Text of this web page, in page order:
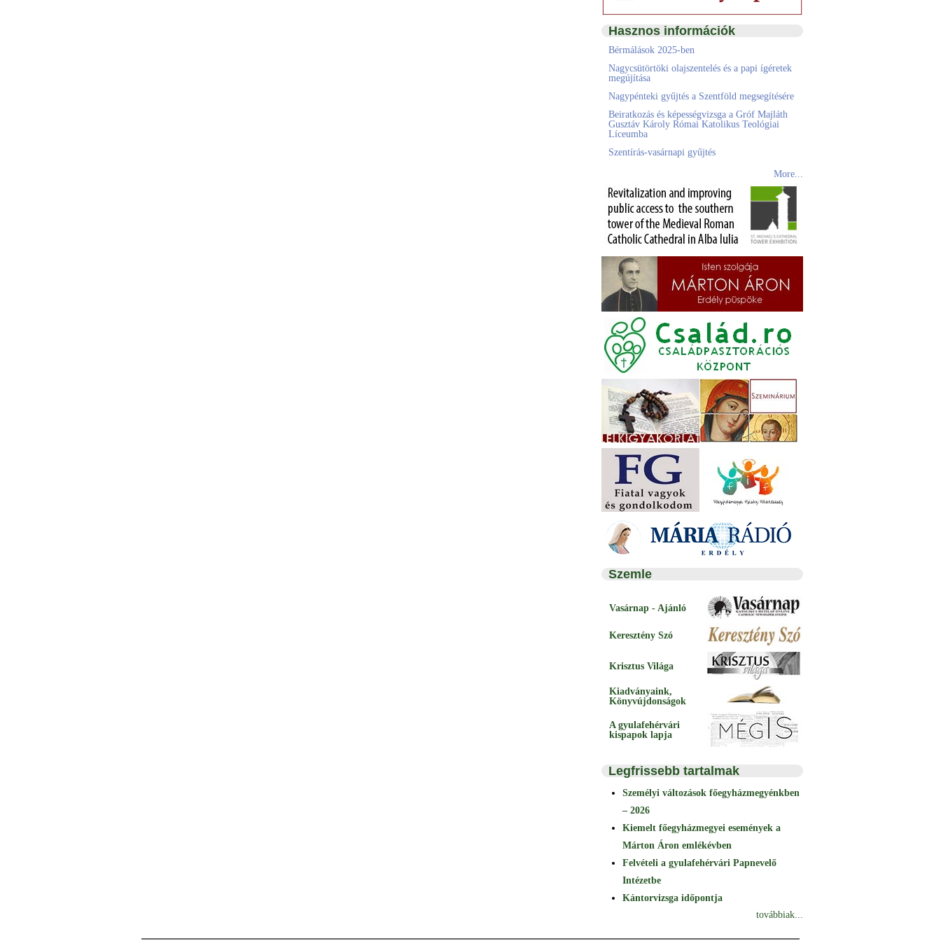
Hasznos információk
Bérmálások 2025-ben
Nagycsütörtöki olajszentelés és a papi ígéretek
megújítása
Nagypénteki gyűjtés a Szentföld megsegítésére
Beiratkozás és képességvizsga a Gróf Majláth
Gusztáv Károly Római Katolikus Teológiai
Líceumba
Szentírás-vasárnapi gyűjtés
More...
Szemle
Vasárnap - Ajánló
Keresztény Szó
Krisztus Világa
Kiadványaink,
Könyvújdonságok
A gyulafehérvári
kispapok lapja
Legfrissebb tartalmak
Személyi változások főegyházmegyénkben
– 2026
Kiemelt főegyházmegyei események a
Márton Áron emlékévben
Felvételi a gyulafehérvári Papnevelő
Intézetbe
Kántorvizsga időpontja
továbbiak...